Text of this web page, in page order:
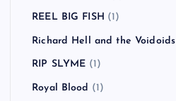
REEL BIG FISH (1)
Richard Hell and the Voidoids
RIP SLYME (1)
Royal Blood (1)